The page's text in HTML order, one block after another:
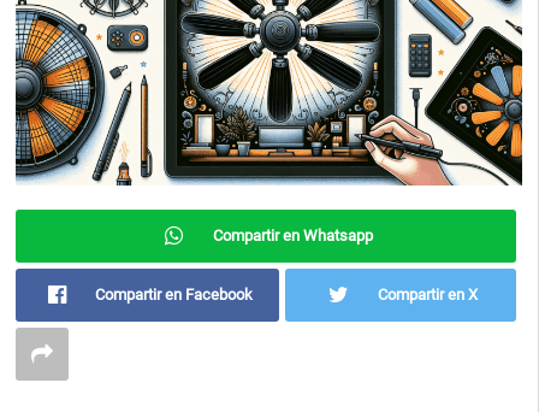
Compartir en Whatsapp
Compartir en Facebook Compartir en X